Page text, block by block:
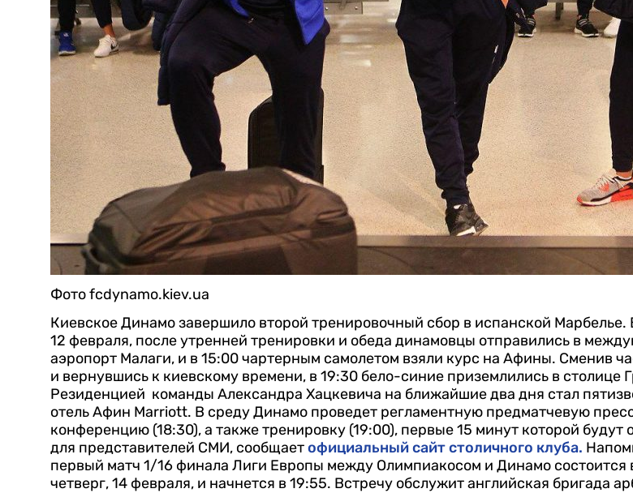
Фото fcdynamo.kiev.ua
Киевское Динамо завершило второй тренировочный сбор в испанской Марбелье.
12 февраля, после утренней тренировки и обеда динамовцы отправились в
аэропорт Малаги, и в 15:00 чартерным самолетом взяли курс на Афины. Сменив
и вернувшись к киевскому времени, в 19:30 бело-синие приземлились в столице
Резиденцией команды Александра Хацкевича на ближайшие два дня стал
отель Афин Marriott. В среду Динамо проведет регламентную предматчевую
конференцию (18:30), а также тренировку (19:00), первые 15 минут которой будут
для представителей СМИ, сообщаетофициальный сайт столичного клуба.
первый матч 1/16 финала Лиги Европы между Олимпиакосом и Динамо состоится
четверг, 14 февраля, и начнется в 19:55. Встречу обслужит английская бригада